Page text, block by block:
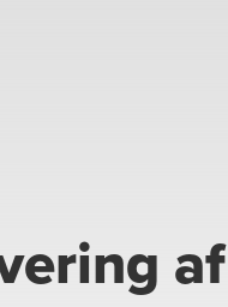
af